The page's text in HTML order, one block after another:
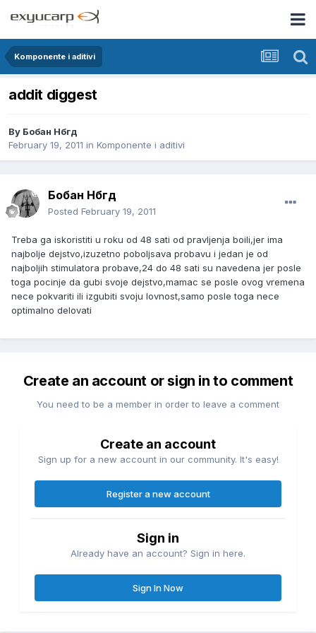
Komponente i aditivi
addit diggest
By Бобан Нбгд
February 19, 2011 in Komponente i aditivi
Бобан Нбгд
Posted February 19, 2011
Treba ga iskoristiti u roku od 48 sati od pravljenja boili,jer ima
najbolje dejstvo,izuzetno poboljsava probavu i jedan je od
najboljih stimulatora probave,24 do 48 sati su navedena jer posle
toga pocinje da gubi svoje dejstvo,mamac se posle ovog vremena
nece pokvariti ili izgubiti svoju lovnost,samo posle toga nece
optimalno delovati
Create an account or sign in to comment
You need to be a member in order to leave a comment
Create an account
Sign up for a new account in our community. It's easy!
Register a new account
Sign in
Already have an account? Sign in here.
Sign In Now